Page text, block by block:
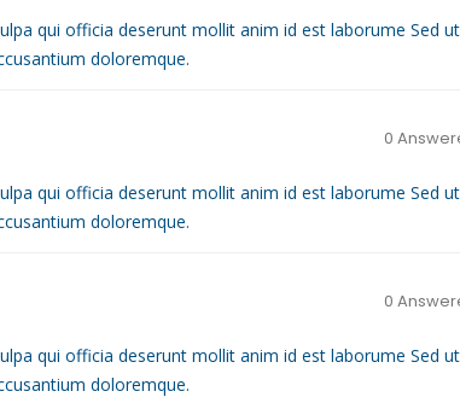
qui officia deserunt mollit anim id est laborume Sed ut
doloremque.
0
qui officia deserunt mollit anim id est laborume Sed ut
doloremque.
0
qui officia deserunt mollit anim id est laborume Sed ut
doloremque.